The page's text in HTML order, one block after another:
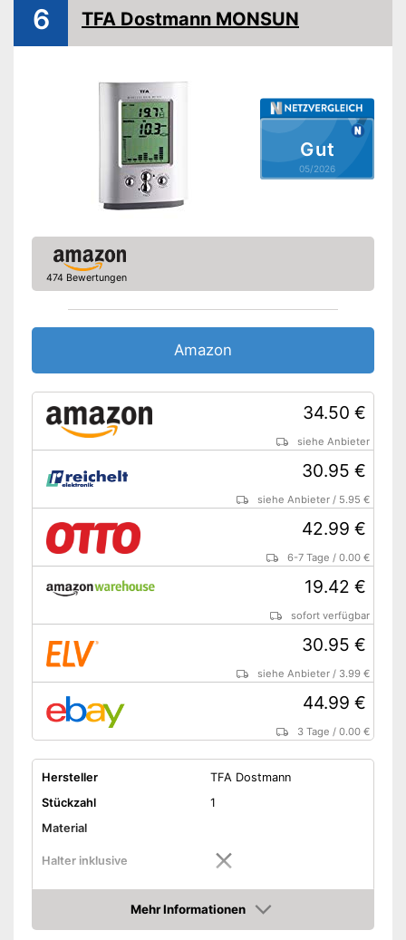
Gut
05/2026
6 TFA Dostmann MONSUN
474 Bewertungen
Amazon
34.50 €
siehe Anbieter
30.95 €
siehe Anbieter / 5.95 €
42.99 €
6-7 Tage /0.00 €
19.42 €
sofort verfügbar
30.95 €
siehe Anbieter / 3.99 €
44.99 €
3 Tage /0.00 €
Hersteller
TFA Dostmann
Stückzahl
1
Material
Halter inklusive
Maße
2,5 x 9,4 x 12,2 cm
630 g
Mehr Informationen
Amazon